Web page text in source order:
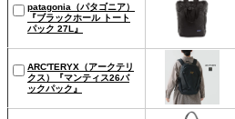
patagonia（パタゴニア）
『ブラックホール トート
パック 27L』
ARC'TERYX（アークテリ
クス）『マンティス26バ
ックパック』